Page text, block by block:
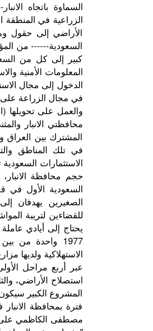
الزراعية في المنطقة
الأراضي إلى حقول
السعودية------ من
كبير إلى كل من
المعلومات الأمنية
الدخول إلى مجال
في مجال الزراعة
والعمل على تحويلها
محافظتي الانبار
المشترك بين العراق
في تلك المناطق
حجم محافظة
السعودية الأول في
الصغيرين يهدفان
للقضاءين لتريبة
1977 واحدة من
الاستهلاكية ولديها
عبر أربع مراحل
استصلاح الأراضي،
المشروع الكبير
فترة بمحافظة
مصطفى الكاظمي على